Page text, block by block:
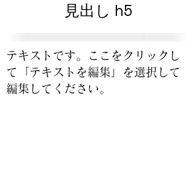
見出し h5
テキストです。ここをクリックし
て「テキストを編集」を選択して
編集してください。